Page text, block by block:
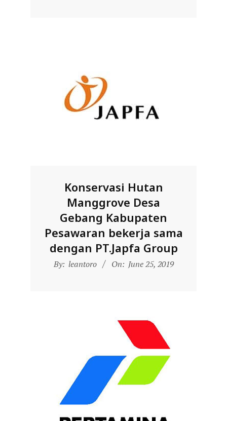
Konservasi Hutan
Manggrove Desa
Gebang Kabupaten
Pesawaran bekerja sama
dengan PT.Japfa Group
2019-
By: leantoro On: June 25, 2019